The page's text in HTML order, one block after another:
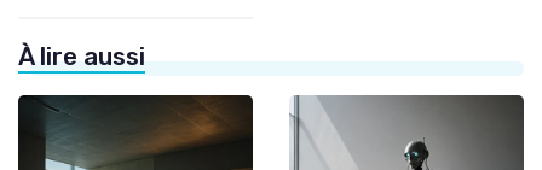
À lire aussi